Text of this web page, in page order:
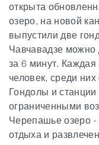
открыта
озеро, на новой
выпустили две
Чавчавадзе можно
за 6 минут. Каждая
человек, среди
Гондолы и
ограниченными
Черепашье озеро
отдыха и